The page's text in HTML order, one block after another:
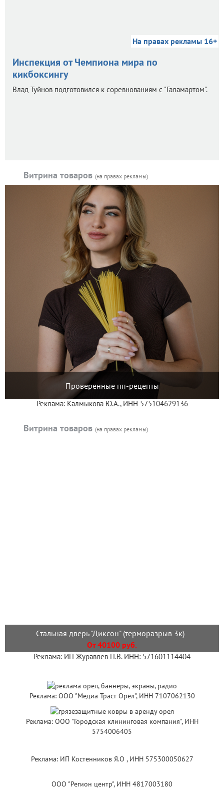
На правах рекламы 16+
Инспекция от Чемпиона мира по
кикбоксингу
Влад Туйнов подготовился к соревнованиям с "Галамартом".
Витрина товаров (на правах рекламы)
Проверенные пп-рецепты
Реклама: Калмыкова Ю.А., ИНН 575104629136
Витрина товаров (на правах рекламы)
Стальная дверь "Диксон" (терморазрыв 3к)
От 40100 руб.
Реклама: ИП Журавлев П.В. ИНН: 571601114404
Реклама: ООО "Медиа Траст Орёл", ИНН 7107062130
Реклама: ООО "Городская клининговая компания", ИНН
5754006405
Реклама: ИП Костенников Я.О , ИНН 575300050627
ООО "Регион центр", ИНН 4817003180